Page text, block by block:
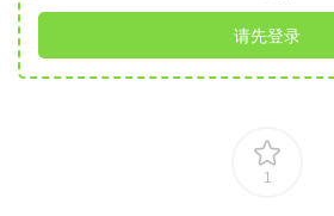
请先登录
1